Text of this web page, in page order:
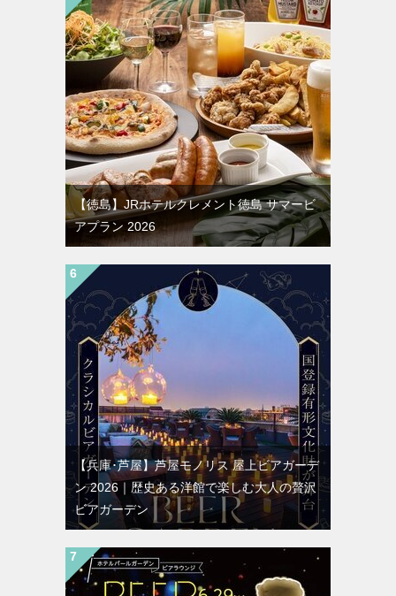
【徳島】JRホテルクレメント徳島 サマービ
アプラン 2026
【兵庫･芦屋】芦屋モノリス 屋上ビアガーデ
ン 2026｜歴史ある洋館で楽しむ大人の贅沢
ビアガーデン